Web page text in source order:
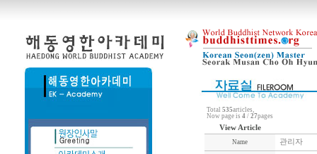
Total 535articles,
Now page is 4 / 27pages
View Article
Name 관리자